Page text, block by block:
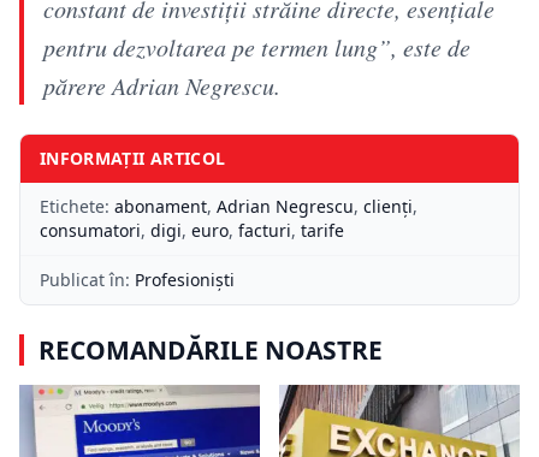
constant de investiții străine directe, esențiale
pentru dezvoltarea pe termen lung”, este de
părere Adrian Negrescu.
INFORMAȚII ARTICOL
Etichete: abonament, Adrian Negrescu, clienți,
consumatori, digi, euro, facturi, tarife
Publicat în: Profesioniști
RECOMANDĂRILE NOASTRE